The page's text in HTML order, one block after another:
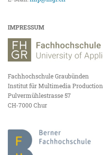
IMPRESSUM
Fachhochschule Graubünden
Institut für Multimedia Production
Pulvermühlestrasse 57
CH-7000 Chur